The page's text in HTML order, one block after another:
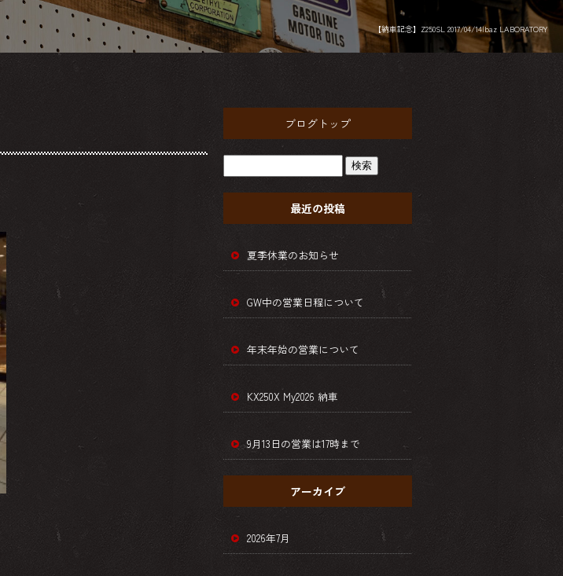
【納車記念】Z250SL 2017/04/14|baz LABORATORY
ブログトップ
最近の投稿
夏季休業のお知らせ
GW中の営業日程について
年末年始の営業について
KX250X My2026 納車
9月13日の営業は17時まで
アーカイブ
2026年7月